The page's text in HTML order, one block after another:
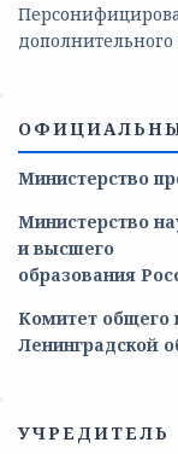
дополнительного
Министерство
Министерство
и высшего
образования
Комитет общего
Ленинградской
УЧРЕДИТЕЛЬ